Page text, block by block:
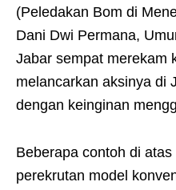
(Peledakan Bom di
Dani Dwi Permana,
Jabar sempat merekam
melancarkan aksinya di
dengan keinginan
Beberapa contoh di
perekrutan model